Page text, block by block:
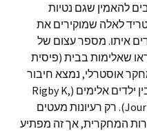
להאמין שגם נטיות
לאלה שמוקירים את
איתו. מספר עצום של
שאלימות בבית (פיסית
אוסטרלי, נמצא חיבור
בין משפחות בעלות תפקוד לקוי לבין ילדים אלימים (Rigby K,
Journal of Family Therapy, May 1994). רק רעיונות מעטים
המחקרית, אך זה מפתיע